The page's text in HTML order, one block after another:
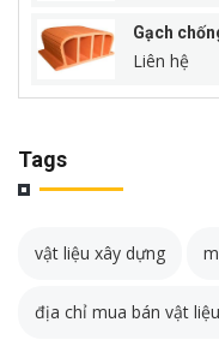
Gạch
Liên hệ
Tags
vật liệu xây dựng
địa chỉ mua bán vật